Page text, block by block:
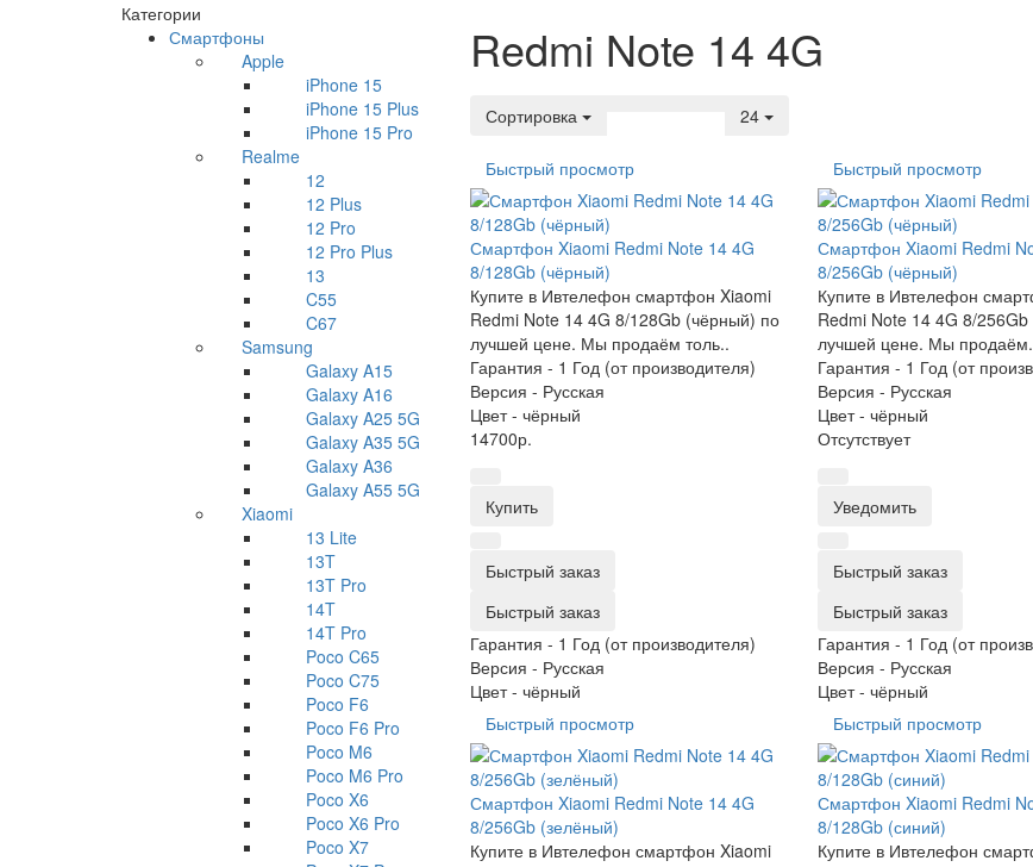
Категории
Смартфоны
Apple
iPhone 15
iPhone 15 Plus
iPhone 15 Pro
Realme
12
12 Plus
12 Pro
12 Pro Plus
13
C55
C67
Samsung
Galaxy A15
Galaxy A16
Galaxy A25 5G
Galaxy A35 5G
Galaxy A36
Galaxy A55 5G
Xiaomi
13 Lite
13T
13T Pro
14T
14T Pro
Poco C65
Poco C75
Poco F6
Poco F6 Pro
Poco M6
Poco M6 Pro
Poco X6
Poco X6 Pro
Poco X7
Redmi Note 14 4G
Сортировка 24
Быстрый просмотр
Смартфон Xiaomi Redmi Note 14 4G
8/128Gb (чёрный)
Купите в Ивтелефон смартфон Xiaomi
Redmi Note 14 4G 8/128Gb (чёрный) по
лучшей цене. Мы продаём толь..
Гарантия - 1 Год (от производителя)
Версия - Русская
Цвет - чёрный
14700р.
Купить
Быстрый заказ
Быстрый заказ
Гарантия - 1 Год (от производителя)
Версия - Русская
Цвет - чёрный
Быстрый просмотр
Смартфон Xiaomi Redmi
8/256Gb (чёрный)
Купите в Ивтелефон
Redmi Note 14 4G 8/
лучшей цене. Мы
Гарантия - 1 Год (от
Версия - Русская
Цвет - чёрный
Отсутствует
Уведомить
Быстрый заказ
Быстрый заказ
Гарантия - 1 Год (от
Версия - Русская
Цвет - чёрный
Быстрый просмотр
Смартфон Xiaomi Redmi Note 14 4G
8/256Gb (зелёный)
Купите в Ивтелефон смартфон Xiaomi
Быстрый просмотр
Смартфон Xiaomi Redmi
8/128Gb (синий)
Купите в Ивтелефон